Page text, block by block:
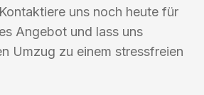
uns noch heute für
Angebot und lass uns
Umzug zu einem stressfreien